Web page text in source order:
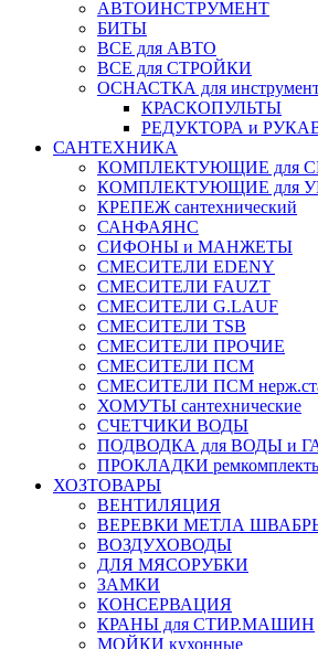
АВТОИНСТРУМЕНТ
БИТЫ
ВСЕ для АВТО
ВСЕ для СТРОЙКИ
ОСНАСТКА для
КРАСКОПУЛЬТЫ
РЕДУКТОРА и
САНТЕХНИКА
КОМПЛЕКТУЮЩИЕ для
КОМПЛЕКТУЮЩИЕ для
КРЕПЕЖ сантехнический
САНФАЯНС
СИФОНЫ и МАНЖЕТЫ
СМЕСИТЕЛИ EDENY
СМЕСИТЕЛИ FAUZT
СМЕСИТЕЛИ G.LAUF
СМЕСИТЕЛИ TSB
СМЕСИТЕЛИ ПРОЧИЕ
СМЕСИТЕЛИ ПСМ
СМЕСИТЕЛИ ПСМ
ХОМУТЫ сантехнические
СЧЕТЧИКИ ВОДЫ
ПОДВОДКА для ВОДЫ и
ПРОКЛАДКИ
ХОЗТОВАРЫ
ВЕНТИЛЯЦИЯ
ВЕРЕВКИ МЕТЛА
ВОЗДУХОВОДЫ
ДЛЯ МЯСОРУБКИ
ЗАМКИ
КОНСЕРВАЦИЯ
КРАНЫ для СТИР.МАШИН
МОЙКИ кухонные